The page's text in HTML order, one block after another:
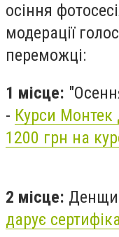
осіння
модерації
переможці:
1 місце:
- Курси Монтек
1200 грн на
2 місце:
дарує